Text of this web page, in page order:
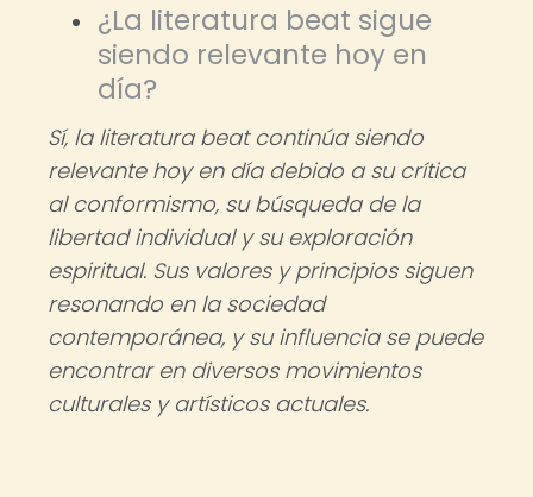
¿La literatura beat sigue
siendo relevante hoy en
día?
Sí, la literatura beat continúa siendo
relevante hoy en día debido a su crítica
al conformismo, su búsqueda de la
libertad individual y su exploración
espiritual. Sus valores y principios siguen
resonando en la sociedad
contemporánea, y su influencia se puede
encontrar en diversos movimientos
culturales y artísticos actuales.